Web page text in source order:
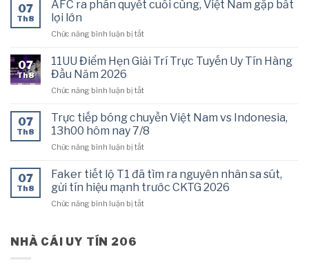
nay
bóng
Philippines
Thái
hôm
7/8
07
Th8
AFC ra phán quyết cuối cùng, Việt Nam gặp bất
lợi lớn
Chức năng bình luận bị tắtở
ra
phán
cuối
Việt
Nam
bất
lớn
07
Th8
11UU Điểm Hẹn Giải Trí Trực Tuyến Uy Tín Hàng
Đầu Năm 2026
Chức năng bình luận bị tắtở
Điểm
Hẹn
Giải
Trí
Tuyến
Uy
Tín
Hàng
07
Th8
Trực tiếp bóng chuyền Việt Nam vs Indonesia,
13h00 hôm nay 7/8
Chức năng bình luận bị tắtở
tiếp
bóng
chuyền
Việt
07
Th8
Faker tiết lộ T1 đã tìm ra nguyên nhân sa sút,
gửi tín hiệu mạnh trước CKTG 2026
Chức năng bình luận bị tắtở
NHÀ CÁI UY TÍN 206